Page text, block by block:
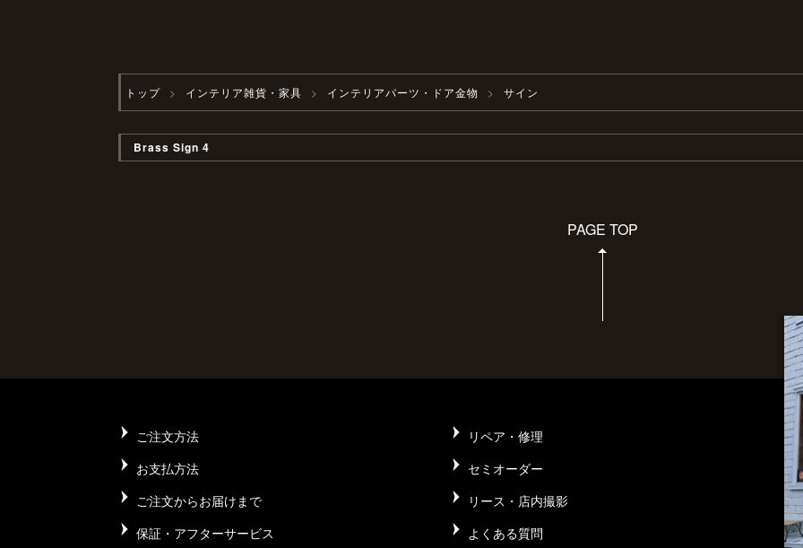
トップ インテリア雑貨・家具 インテリアパーツ・ドア金物 サイン
Brass Sign 4
PAGE TOP
ご注文方法
リペア・修理
お支払方法
セミオーダー
ご注文からお届けまで
リース・店内撮影
保証・アフターサービス
よくある質問